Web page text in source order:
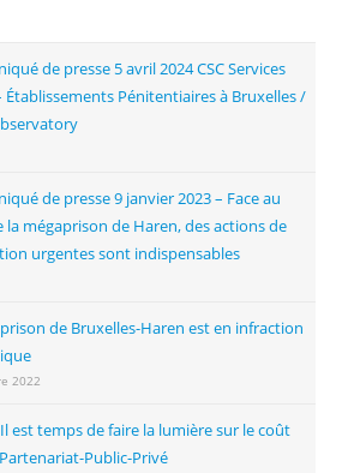
de presse 5 avril 2024 CSC Services
Établissements Pénitentiaires à Bruxelles /
de presse 9 janvier 2023 – Face au
la mégaprison de Haren, des actions de
urgentes sont indispensables
de Bruxelles-Haren est en infraction
2022
est temps de faire la lumière sur le coût
Public-Privé